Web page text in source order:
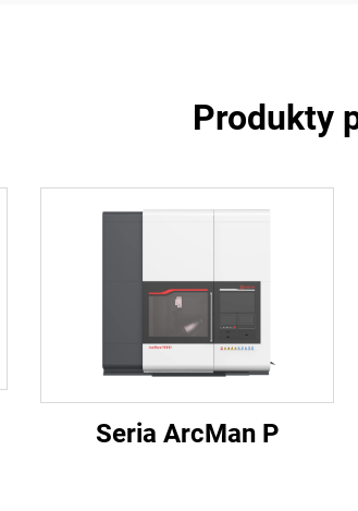
Produkty
Seria ArcMan P